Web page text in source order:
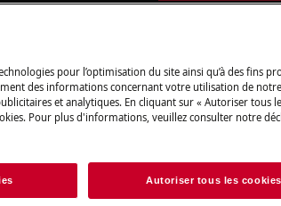
any repair
Trouvez votre
Résolvez les
et autres
Trouver le
pour l’optimisation du site ainsi qu’à des fins
des informations concernant votre utilisation de
et analytiques. En cliquant sur « Autoriser tous
Pour plus d'informations, veuillez consulter notre
Autoriser tous les cookies